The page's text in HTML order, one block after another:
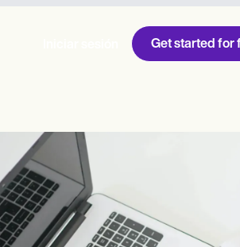
Get started for